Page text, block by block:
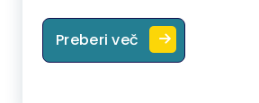
Preberi več Izlet